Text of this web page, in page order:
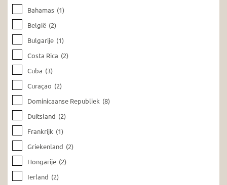
Bahamas (1)
België (2)
Bulgarije (1)
Costa Rica (2)
Cuba (3)
Curaçao (2)
Dominicaanse Republiek (8)
Duitsland (2)
Frankrijk (1)
Griekenland (2)
Hongarije (2)
Ierland (2)